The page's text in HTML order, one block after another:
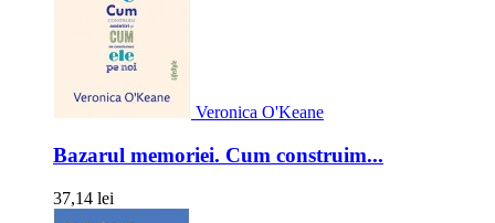
Veronica O'Keane
Bazarul memoriei. Cum construim...
37,14 lei